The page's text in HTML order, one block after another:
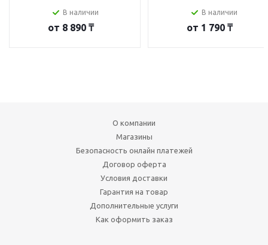
В наличии
от 8 890 ₸
В наличии
от 1 790 ₸
О компании
Магазины
Безопасность онлайн платежей
Договор оферта
Условия доставки
Гарантия на товар
Дополнительные услуги
Как оформить заказ